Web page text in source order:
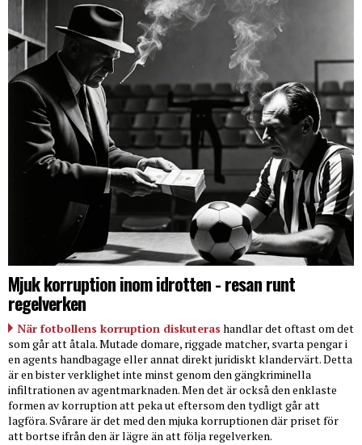
Mjuk korruption inom idrotten - resan runt
regelverken
När fotbollens korruption diskuteras handlar det oftast om det
som går att åtala. Mutade domare, riggade matcher, svarta pengar i
en agents handbagage eller annat direkt juridiskt klandervärt. Detta
är en bister verklighet inte minst genom den gängkriminella
infiltrationen av agentmarknaden. Men det är också den enklaste
formen av korruption att peka ut eftersom den tydligt går att
lagföra. Svårare är det med den mjuka korruptionen där priset för
att bortse ifrån den är lägre än att följa regelverken.